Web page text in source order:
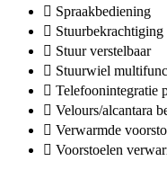
Spraakbediening
Stuurbekrachtiging
Stuur verstelbaar
Stuurwiel
Telefoonintegratie
Velours/alcantara
Verwarmde
Voorstoelen